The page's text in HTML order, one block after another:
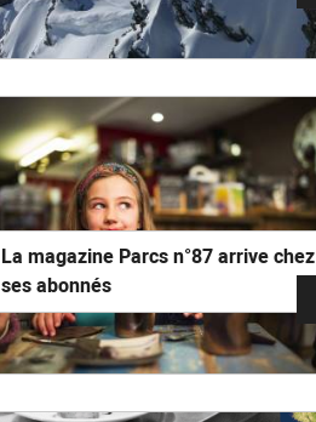
La magazine Parcs n°87 arrive chez
ses abonnés